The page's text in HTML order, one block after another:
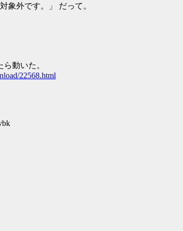
象外です。」 だって。
動いた。
22568.html